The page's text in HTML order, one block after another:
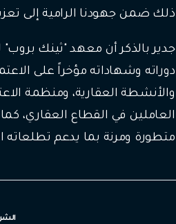
ذلك ضمن جهودنا الرامية إلى
جدير بالذكر أن معهد "ثينك
دوراته وشهاداته مؤخراً على
والأنشطة العقارية، ومنظمة
العاملين في القطاع العقاري،
متطورة ومرنة بما يدعم تطلعاته